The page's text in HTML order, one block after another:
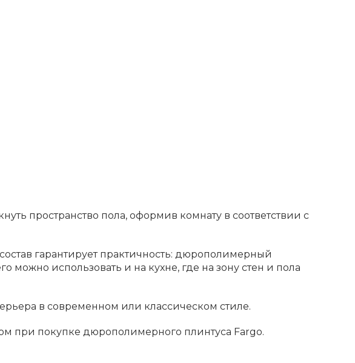
пространство пола, оформив комнату в соответствии с
гарантирует практичность: дюрополимерный
можно использовать и на кухне, где на зону стен и пола
в современном или классическом стиле.
при покупке дюрополимерного плинтуса Fargo.